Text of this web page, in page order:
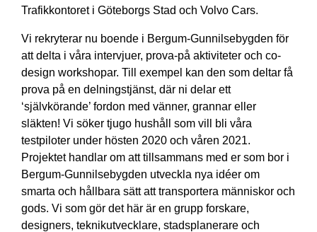
Trafikkontoret i Göteborgs Stad och Volvo Cars.
Vi rekryterar nu boende i Bergum-Gunnilsebygden för
att delta i våra intervjuer, prova-på aktiviteter och co-
design workshopar. Till exempel kan den som deltar få
prova på en delningstjänst, där ni delar ett
‘självkörande’ fordon med vänner, grannar eller
släkten! Vi söker tjugo hushåll som vill bli våra
testpiloter under hösten 2020 och våren 2021.
Projektet handlar om att tillsammans med er som bor i
Bergum-Gunnilsebygden utveckla nya idéer om
smarta och hållbara sätt att transportera människor och
gods. Vi som gör det här är en grupp forskare,
designers, teknikutvecklare, stadsplanerare och